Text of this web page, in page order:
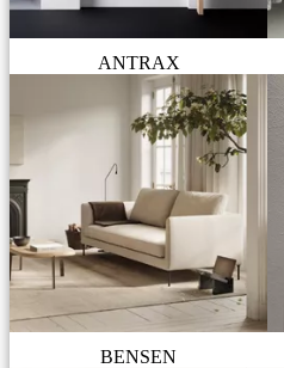
ANTRAX
BENSEN